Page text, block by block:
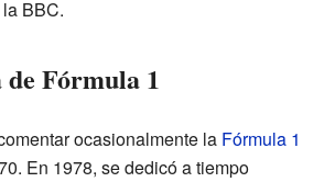
BBC.
Fórmula 1
ocasionalmente la Fórmula 1
En 1978, se dedicó a tiempo